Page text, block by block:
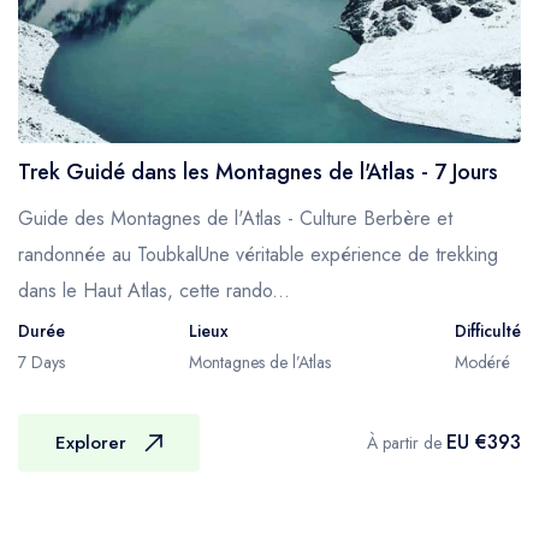
devriez également prendre un sac à dos
adapté pour transporter de l'eau potable, un
appareil photo, un chapeau, un imperméable,
etc., car vous ne serez pas toujours en
contact direct avec votre équipe de soutien
pendant la journée.
MÉTÉO
En hiver, une grande partie de la région au-
dessus de 2500 m peut être recouverte de
neige et la randonnée dans ces zones
de piolets. Des vents forts et des
Trek Guidé dans les Montagnes de l'Atlas - 7 Jours
Guide des Montagnes de l'Atlas - Culture Berbère et
randonnée au ToubkalUne véritable expérience de trekking
dans le Haut Atlas, cette rando...
Durée
7 Days
Lieux
Montagnes de l’Atlas
Difficulté
Modéré
Explorer À partir de EU €393